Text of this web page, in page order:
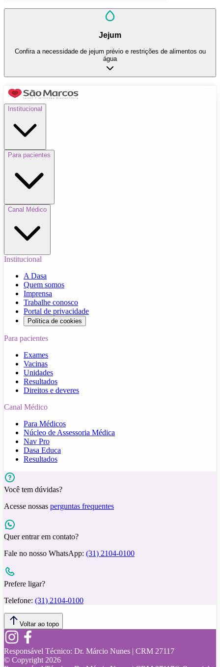
Jejum
Confira a necessidade de jejum prévio e restrições de alimentos ou
água
Institucional
Para pacientes
Canal Médico
Institucional
A Dasa
Quem somos
Imprensa
Trabalhe conosco
Portal de privacidade
Política de cookies
Para pacientes
Exames
Vacinas
Unidades
Resultados
Direitos e deveres
Canal Médico
Para Médicos
Núcleo de Assessoria Médica
Nav Pro
Dasa Educa
Resultados
Você tem dúvidas?
Acesse nossas perguntas frequentes
Quer entrar em contato?
Fale no nosso WhatsApp: (31) 2104-0100
Prefere ligar?
Telefone: (31) 2104-0100
Voltar ao topo
Responsável Técnico: Dr. Márcio Nunes | CRM 27117
© Copyright 2026